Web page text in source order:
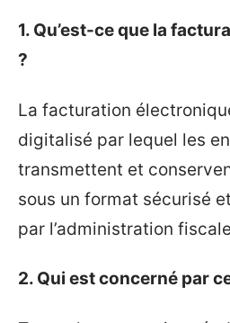
1. Qu’est-ce que la
?
La facturation
digitalisé par lequel les
transmettent et
sous un format sécurisé
par l’administration
2. Qui est concerné par